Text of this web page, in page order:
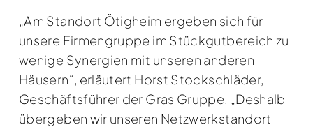
„Am Standort Ötigheim ergeben sich für
unsere Firmengruppe im Stückgutbereich zu
wenige Synergien mit unseren anderen
Häusern“, erläutert Horst Stockschläder,
Geschäftsführer der Gras Gruppe. „Deshalb
übergeben wir unseren Netzwerkstandort